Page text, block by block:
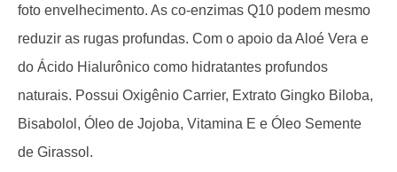
foto envelhecimento. As co-enzimas Q10 podem mesmo
reduzir as rugas profundas. Com o apoio da Aloé Vera e
do Ácido Hialurônico como hidratantes profundos
naturais. Possui Oxigênio Carrier, Extrato Gingko Biloba,
Bisabolol, Óleo de Jojoba, Vitamina E e Óleo Semente
de Girassol.